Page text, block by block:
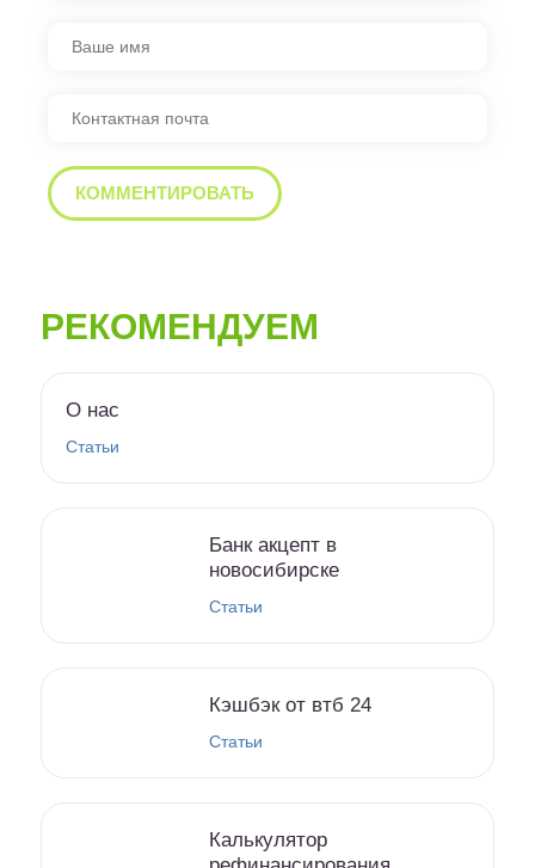
РЕКОМЕНДУЕМ
О нас
Статьи
Банк акцепт в
новосибирске
Статьи
Кэшбэк от втб 24
Статьи
Калькулятор